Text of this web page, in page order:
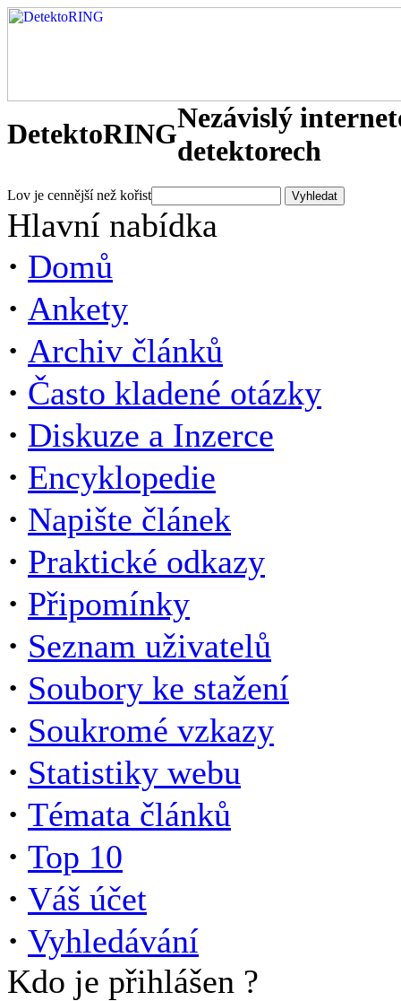
DetektoRINGNezávislý
detektorech
Lov je cennější než kořist
Hlavní nabídka
· Domů
· Ankety
· Archiv článků
· Často kladené otázky
· Diskuze a Inzerce
· Encyklopedie
· Napište článek
· Praktické odkazy
· Připomínky
· Seznam uživatelů
· Soubory ke stažení
· Soukromé vzkazy
· Statistiky webu
· Témata článků
· Top 10
· Váš účet
· Vyhledávání
Kdo je přihlášen ?